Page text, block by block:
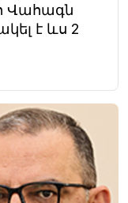
Վահագն
է ևս 2